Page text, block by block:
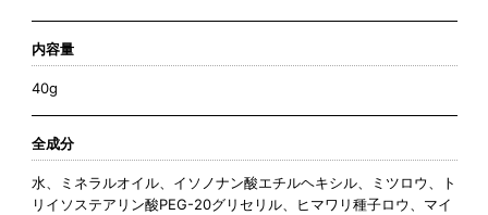
内容量
40g
全成分
水、ミネラルオイル、イソノナン酸エチルヘキシル、ミツロウ、ト
リイソステアリン酸PEG-20グリセリル、ヒマワリ種子ロウ、マイ